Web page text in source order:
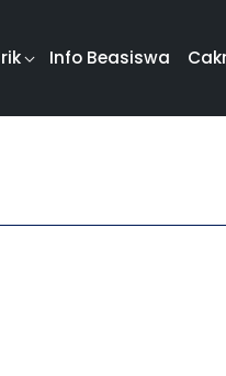
Info Beasiswa